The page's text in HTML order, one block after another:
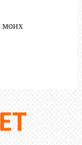
моих